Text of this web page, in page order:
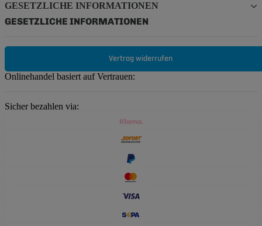
GESETZLICHE INFORMATIONEN
GESETZLICHE INFORMATIONEN
Vertrag widerrufen
Onlinehandel basiert auf Vertrauen:
Sicher bezahlen via: